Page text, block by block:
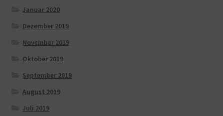
Januar 2020
Dezember 2019
November 2019
Oktober 2019
September 2019
August 2019
Juli 2019